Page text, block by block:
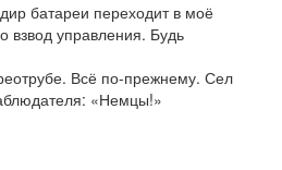
батареи переходит в моё
взвод управления. Будь
Всё по-прежнему. Сел
«Немцы!»